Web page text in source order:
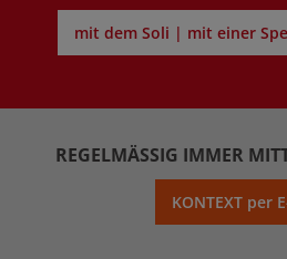
mit dem Soli | mit einer
REGELMÄSSIG IMMER
KONTEXT per